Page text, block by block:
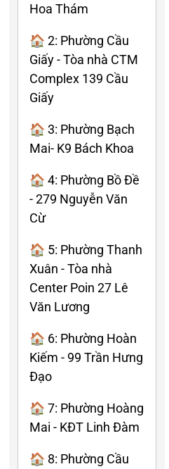
Hoa Thám
🏠 2: Phường Cầu
Giấy - Tòa nhà CTM
Complex 139 Cầu
Giấy
🏠 3: Phường Bạch
Mai- K9 Bách Khoa
🏠 4: Phường Bồ Đề
- 279 Nguyễn Văn
Cừ
🏠 5: Phường Thanh
Xuân - Tòa nhà
Center Poin 27 Lê
Văn Lương
🏠 6: Phường Hoàn
Kiếm - 99 Trần Hưng
Đạo
🏠 7: Phường Hoàng
Mai - KĐT Linh Đàm
🏠 8: Phường Cầu